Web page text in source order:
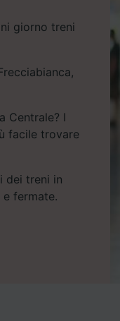
giorno treni
Centrale? I
facile trovare
dei treni in
fermate.